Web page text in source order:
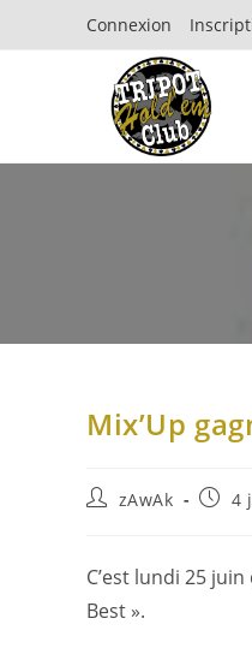
Connexion
Mix’Up
zAwAk 4
C’est lundi 25
Best ».